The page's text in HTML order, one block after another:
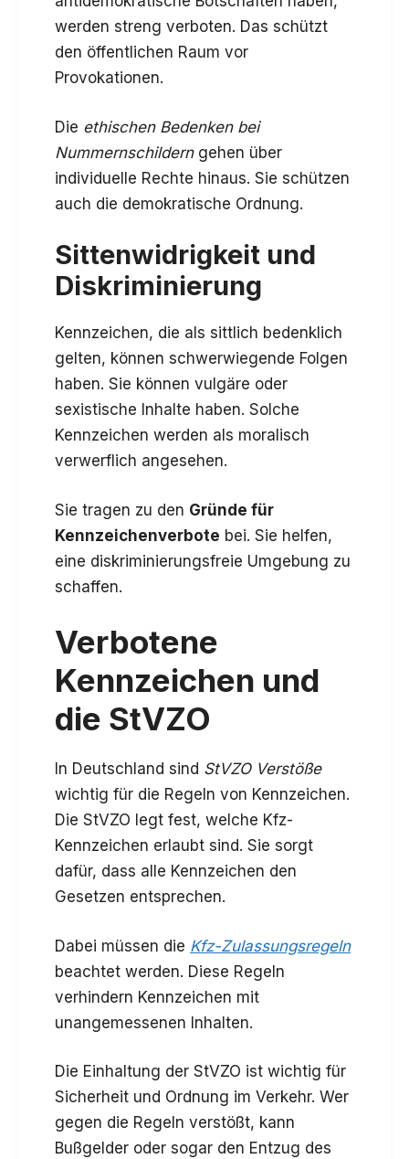
werden streng verboten. Das schützt
den öffentlichen Raum vor
Provokationen.
Die ethischen Bedenken bei
Nummernschilderngehen über
individuelle Rechte hinaus. Sie schützen
auch die demokratische Ordnung.
Sittenwidrigkeit und
Diskriminierung
Kennzeichen, die als sittlich bedenklich
gelten, können schwerwiegende Folgen
haben. Sie können vulgäre oder
sexistische Inhalte haben. Solche
Kennzeichen werden als moralisch
verwerflich angesehen.
Sie tragen zu den Gründe für
Kennzeichenverbote bei. Sie helfen,
eine diskriminierungsfreie Umgebung zu
schaffen.
Verbotene
Kennzeichen und
die StVZO
In Deutschland sind StVZO Verstöße
wichtig für die Regeln von Kennzeichen.
Die StVZO legt fest, welche Kfz-
Kennzeichen erlaubt sind. Sie sorgt
dafür, dass alle Kennzeichen den
Gesetzen entsprechen.
Dabei müssen die Kfz-Zulassungsregeln
beachtet werden. Diese Regeln
verhindern Kennzeichen mit
unangemessenen Inhalten.
Die Einhaltung der StVZO ist wichtig für
Sicherheit und Ordnung im Verkehr. Wer
gegen die Regeln verstößt, kann
Bußgelder oder sogar den Entzug des